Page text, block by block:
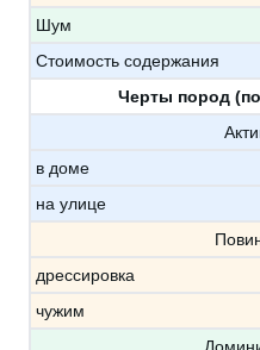
Шум
Стоимость содержания
Черты пород
в доме
на улице
дрессировка
чужим